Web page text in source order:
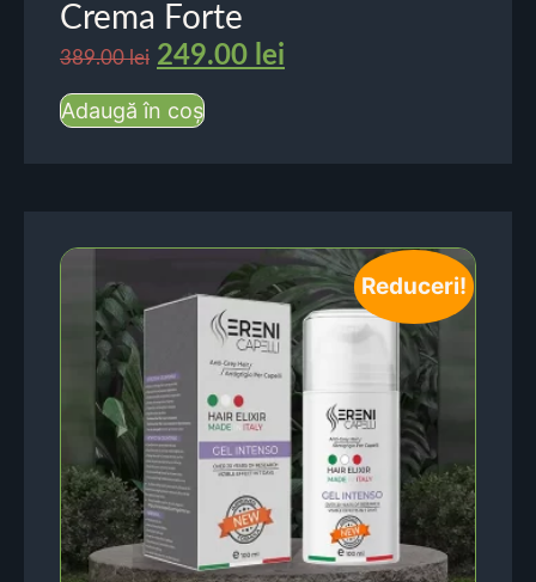
Crema Forte
389.00lei 249.00 lei
Adaugă în coș
Reduceri!